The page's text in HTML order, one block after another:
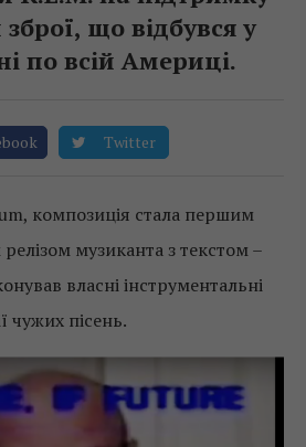
що відбувся у
по всій Америці.
Twitter
композиція стала першим
музиканта з текстом –
власні інструментальні
чужих пісень.